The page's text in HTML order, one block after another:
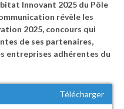
Innovant 2025 du Pôle
révèle les
2025, concours qui
de ses partenaires,
entreprises adhérentes du
Télécharger